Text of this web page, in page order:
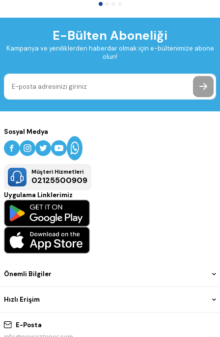
E-Bülten Aboneliği
Kampanya ve yeniliklerden haberdar olmak için e-bültenimize abone
olun!
E-Posta
Önemli Bilgiler
Hızlı Erişim
Sosyal Medya
Müşteri Hizmetleri
02125500909
Uygulama Linklerimiz